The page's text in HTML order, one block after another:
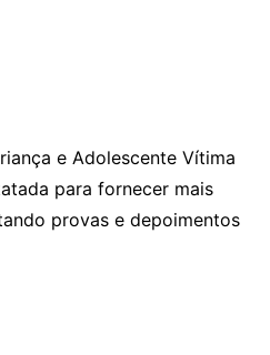
e Adolescente Vítima
para fornecer mais
provas e depoimentos